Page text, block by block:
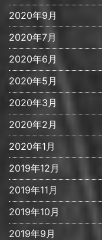
2020年9月
2020年7月
2020年6月
2020年5月
2020年3月
2020年2月
2020年1月
2019年12月
2019年11月
2019年10月
2019年9月